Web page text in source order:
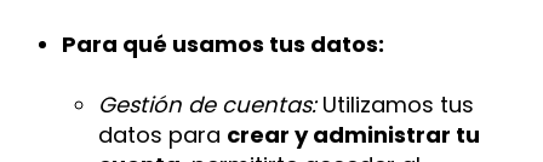
Para qué usamos tus datos:
Gestión de cuentas:Utilizamos tus
datos para crear y administrar tu